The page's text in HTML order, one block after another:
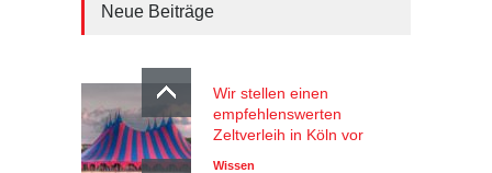
Neue Beiträge
Wir stellen einen
empfehlenswerten
Zeltverleih in Köln vor
Wissen